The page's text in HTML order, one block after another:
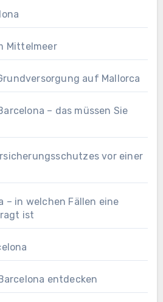
Mittelmeer
auf Mallorca
– das müssen Sie
vor einer
– in welchen Fällen eine
ist
entdecken